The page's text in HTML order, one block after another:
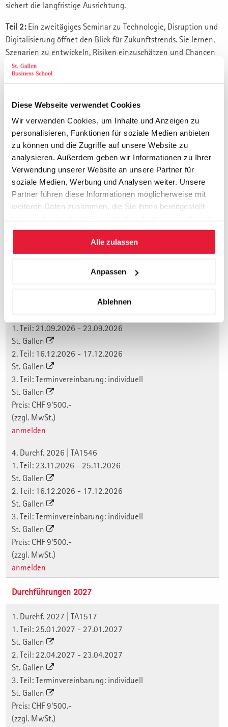
Diese Webseite verwendet Cookies
Wir verwenden Cookies, um Inhalte und Anzeigen zu
personalisieren, Funktionen für soziale Medien anbieten
zu können und die Zugriffe auf unsere Website zu
analysieren. Außerdem geben wir Informationen zu Ihrer
Verwendung unserer Website an unsere Partner für
soziale Medien, Werbung und Analysen weiter. Unsere
Partner führen diese Informationen möglicherweise mit
weiteren Daten zusammen, die Sie ihnen bereitgestellt
gesammelt haben.
Alle zulassen
Anpassen
Ablehnen
sichert die langfristige Ausrichtung.
Teil 2:Ein zweitägiges Seminar zu Technologie, Disruption und
Digitalisierung öffnet den Blick für Zukunftstrends. Sie lernen,
Szenarien zu entwickeln, Risiken einzuschätzen und Chancen
der Transformation aktiv zu nutzen.
Teil 3:Den Abschluss bildet ein individuelles Coaching in
Zur Vorbereitung erarbeiten Sie das individuelle Risikoprofil
Ihres Verantwortungsbereichs anhand des St.Galler Risk Profils.
Danach treffen Sie sich mit dem Spezialisten der SGBS zu
einem 1-tägigen Private Coaching am Zürichsee. Auf Wunsch
auch virtuell möglich. Das Resultat dieses individuellen Tages:
Der Risiko-Masterplan. Mehr zum Privat Coaching:
sgbs.ch/private-coaching
Termine, Orte, Seminargebühr und
1. Teil: 21.09.2026 - 23.09.2026
St. Gallen
2. Teil: 16.12.2026 - 17.12.2026
St. Gallen
3. Teil: Terminvereinbarung: individuell
St. Gallen
Preis: CHF 9'500.-
(zzgl. MwSt.)
anmelden
4. Durchf. 2026 | TA1546
1. Teil: 23.11.2026 - 25.11.2026
St. Gallen
2. Teil: 16.12.2026 - 17.12.2026
St. Gallen
3. Teil: Terminvereinbarung: individuell
St. Gallen
Preis: CHF 9'500.-
(zzgl. MwSt.)
anmelden
Durchführungen 2027
1. Durchf. 2027 | TA1517
1. Teil: 25.01.2027 - 27.01.2027
St. Gallen
2. Teil: 22.04.2027 - 23.04.2027
St. Gallen
3. Teil: Terminvereinbarung: individuell
St. Gallen
Preis: CHF 9'500.-
(zzgl. MwSt.)